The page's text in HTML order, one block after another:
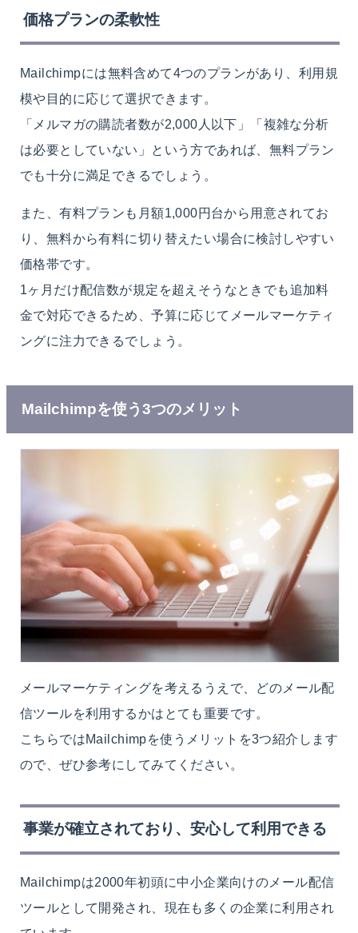
価格プランの柔軟性
Mailchimpには無料含めて4つのプランがあり、利用規
模や目的に応じて選択できます。
「メルマガの購読者数が2,000人以下」「複雑な分析
は必要としていない」という方であれば、無料プラン
でも十分に満足できるでしょう。
また、有料プランも月額1,000円台から用意されてお
り、無料から有料に切り替えたい場合に検討しやすい
価格帯です。
1ヶ月だけ配信数が規定を超えそうなときでも追加料
金で対応できるため、予算に応じてメールマーケティ
ングに注力できるでしょう。
Mailchimpを使う3つのメリット
メールマーケティングを考えるうえで、どのメール配
信ツールを利用するかはとても重要です。
こちらではMailchimpを使うメリットを3つ紹介します
ので、ぜひ参考にしてみてください。
事業が確立されており、安心して利用できる
Mailchimpは2000年初頭に中小企業向けのメール配信
ツールとして開発され、現在も多くの企業に利用され